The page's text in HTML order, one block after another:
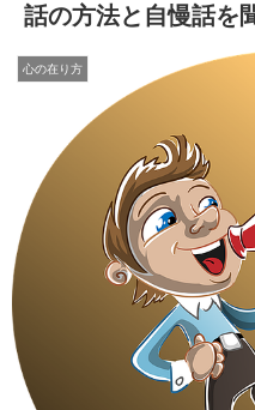
話の方法と自慢話を
心の在り方